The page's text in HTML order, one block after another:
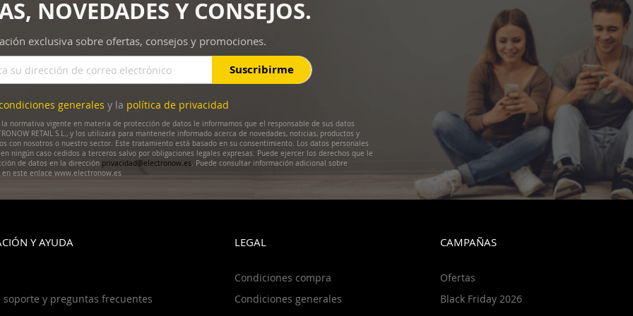
NOVEDADES Y CONSEJOS.
exclusiva sobre ofertas, consejos y promociones.
Suscribirme
generales y la política de privacidad
normativa vigente en materia de protección de datos le informamos que el responsable de sus datos
RETAIL S.L., y los utilizará para mantenerle informado acerca de novedades, noticias, productos y
con nosotros o nuestro sector. Este tratamiento está basado en su consentimiento. Los datos personales
ningún caso cedidos a terceros salvo por obligaciones legales expresas. Puede ejercer los derechos que le
de datos en la dirección privacidad@electronow.es. Puede consultar información adicional sobre
en este enlace www.electronow.es
Y AYUDA
soporte y preguntas frecuentes
LEGAL
Condiciones compra
Condiciones generales
CAMPAÑAS
Ofertas
Black Friday 2026